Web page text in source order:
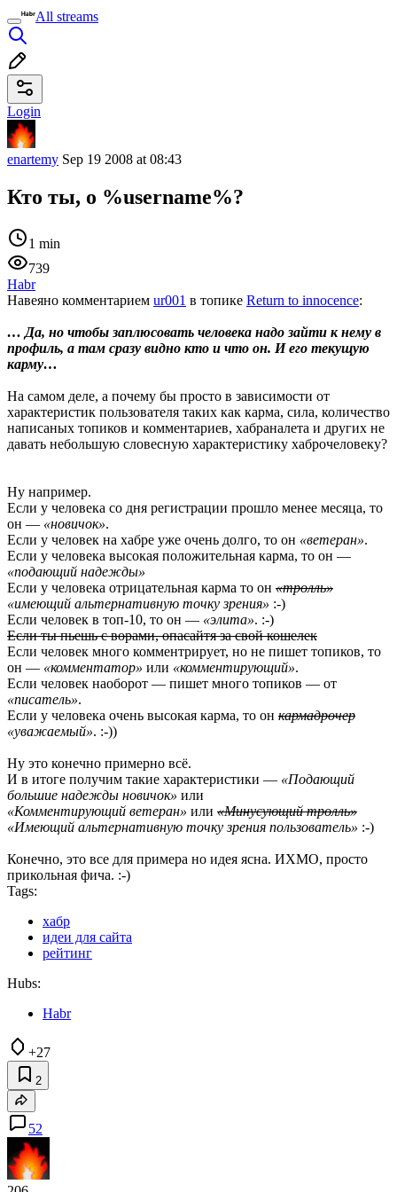
All streams
Login
enartemy Sep 19 2008 at 08:43
Кто ты, о %username%?
1 min
739
Habr
Навеяно комментарием ur001 в топике Return to innocence:
… Да, но чтобы заплюсовать человека надо зайти к нему в
профиль, а там сразу видно кто и что он. И его текущую
карму…
На самом деле, а почему бы просто в зависимости от
характеристик пользователя таких как карма, сила, количество
написаных топиков и комментариев, хабраналета и других не
давать небольшую словесную характеристику хаброчеловеку?
Ну например.
Если у человека со дня регистрации прошло менее месяца, то
он — «новичок».
Если у человек на хабре уже очень долго, то он «ветеран».
Если у человека высокая положительная карма, то он —
«подающий надежды»
Если у человека отрицательная карма то он «тролль»
«имеющий альтернативную точку зрения» :-)
Если человек в топ-10, то он — «элита». :-)
Если ты пьешь с ворами, опасайтя за свой кошелек
Если человек много комментрирует, но не пишет топиков, то
он — «комментатор» или «комментирующий».
Если человек наоборот — пишет много топиков — от
«писатель».
Если у человека очень высокая карма, то он кармадрочер
«уважаемый». :-))
Ну это конечно примерно всё.
И в итоге получим такие характеристики — «Подающий
большие надежды новичок» или
«Комментирующий ветеран» или «Минусующий тролль»
«Имеющий альтернативную точку зрения пользователь» :-)
Конечно, это все для примера но идея ясна. ИХМО, просто
прикольная фича. :-)
Tags:
хабр
идеи для сайта
рейтинг
Hubs:
Habr
+27
2
52